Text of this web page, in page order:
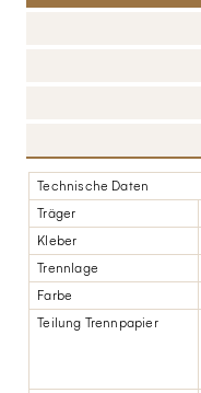
Technische Daten
Träger
Kleber
Trennlage
Farbe
Teilung Trennpapier